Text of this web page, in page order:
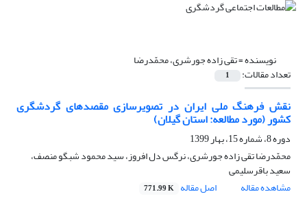
نویسنده =تقی زاده جورشری، محمّدرضا
تعداد مقالات: 1
نقش فرهنگ ملی ایران در تصویرسازی مقصدهای گردشگری
کشور (مورد مطالعه: استان گیلان)
دوره 8، شماره 15، بهار 1399
محمّدرضا تقی زاده جورشری، نرگس دل افروز، سید محمود شبگو منصف،
سعید باقرسلیمی
مشاهده مقاله
اصل مقاله 771.99 K